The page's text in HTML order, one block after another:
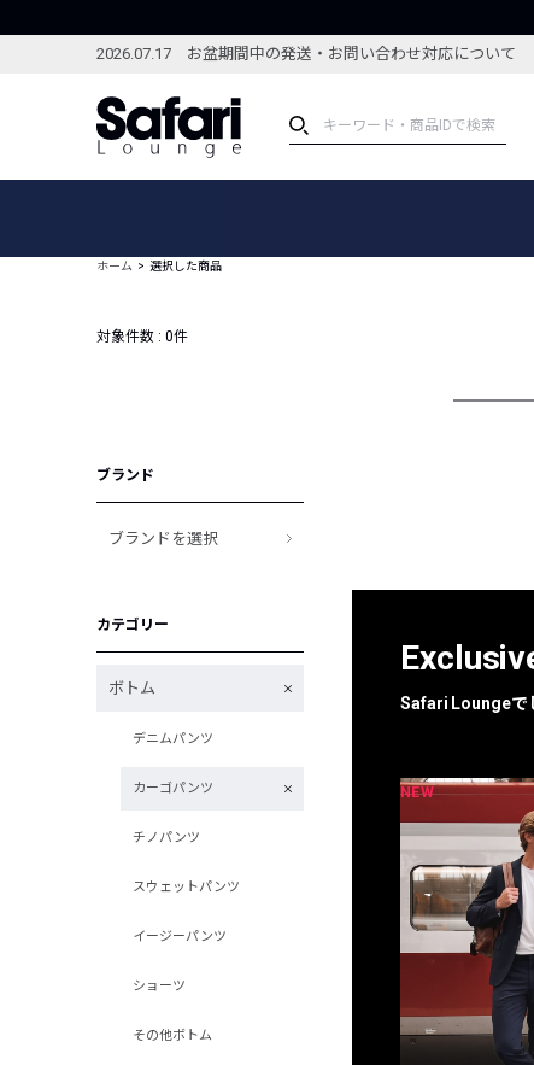
2026.07.17 お盆期間中の発送・お問い合わせ対応について
ブランドから探す
新着アイテム
セール
編集部のおすすめコ
ホーム 選択した商品
対象件数 : 0件
ブランド
ブランドを選択
カテゴリー
ボトム
デニムパンツ
カーゴパンツ
チノパンツ
スウェットパンツ
イージーパンツ
ショーツ
その他ボトム
Safari Loungeで
NEW